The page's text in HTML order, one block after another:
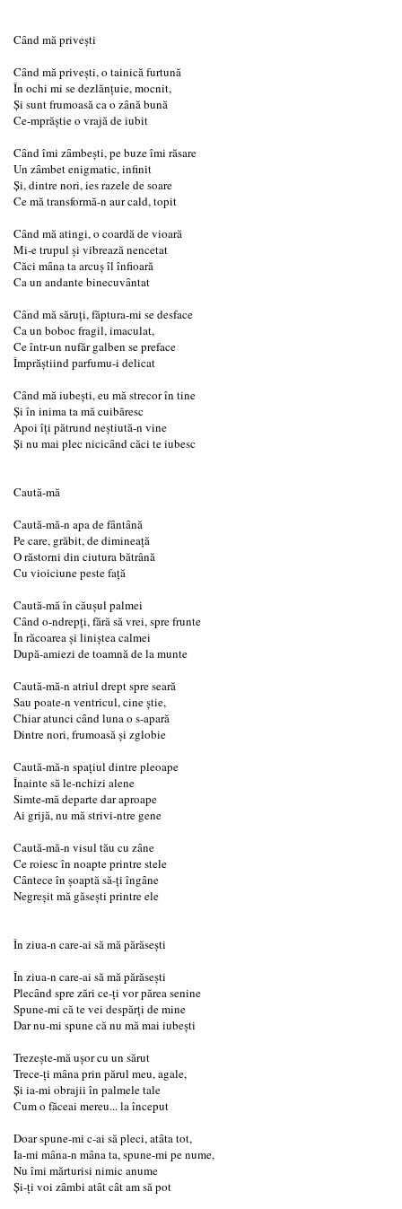
Cȃnd mă priveşti
Cȃnd mă priveşti, o tainică furtună
În ochi mi se dezlănţuie, mocnit,
Şi sunt frumoasă ca o zȃnă bună
Ce-mprăştie o vrajă de iubit
Cȃnd îmi zȃmbeşti, pe buze îmi răsare
Un zȃmbet enigmatic, infinit
Şi, dintre nori, ies razele de soare
Ce mă transformă-n aur cald, topit
Cȃnd mă atingi, o coardă de vioară
Mi-e trupul şi vibrează nencetat
Căci mȃna ta arcuş îl înfioară
Ca un andante binecuvȃntat
Cȃnd mă săruţi, făptura-mi se desface
Ca un boboc fragil, imaculat,
Ce într-un nufăr galben se preface
Împrăştiind parfumu-i delicat
Cȃnd mă iubeşti, eu mă strecor în tine
Şi în inima ta mă cuibăresc
Apoi îţi pătrund neştiută-n vine
Şi nu mai plec nicicȃnd căci te iubesc
Caută-mă
Caută-mă-n apa de fȃntȃnă
Pe care, grăbit, de dimineaţă
O răstorni din ciutura bătrână
Cu vioiciune peste faţă
Caută-mă în căuşul palmei
Cȃnd o-ndrepţi, fără să vrei, spre frunte
În răcoarea şi liniştea calmei
După-amiezi de toamnă de la munte
Caută-mă-n atriul drept spre seară
Sau poate-n ventricul, cine ştie,
Chiar atunci cȃnd luna o s-apară
Dintre nori, frumoasă şi zglobie
Caută-mă-n spaţiul dintre pleoape
Înainte să le-nchizi alene
Simte-mă departe dar aproape
Ai grijă, nu mă strivi-ntre gene
Caută-mă-n visul tău cu zȃne
Ce roiesc în noapte printre stele
Cȃntece în şoaptă să-ţi îngȃne
Negreşit mă găseşti printre ele
În ziua-n care-ai să mă părăseşti
În ziua-n care-ai să mă părăseşti
Plecȃnd spre zări ce-ţi vor părea senine
Spune-mi că te vei despărţi de mine
Dar nu-mi spune că nu mă mai iubeşti
Trezeşte-mă uşor cu un sărut
Trece-ţi mȃna prin părul meu, agale,
Şi ia-mi obrajii în palmele tale
Cum o făceai mereu... la început
Doar spune-mi c-ai să pleci, atȃta tot,
Ia-mi mȃna-n mȃna ta, spune-mi pe nume,
Nu îmi mărturisi nimic anume
Şi-ţi voi zȃmbi atȃt cȃt am să pot